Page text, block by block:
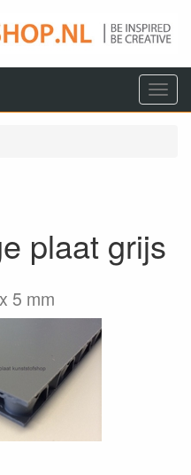
Menu
plaat grijs
5 mm